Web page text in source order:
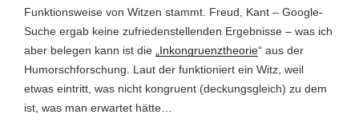
Funktionsweise von Witzen stammt. Freud, Kant – Google-
Suche ergab keine zufriedenstellenden Ergebnisse – was ich
aber belegen kann ist die
„Inkongruenztheorie“ aus der
Humorschforschung. Laut der funktioniert ein Witz, weil
etwas eintritt, was nicht kongruent (deckungsgleich) zu dem
ist, was man erwartet hätte…